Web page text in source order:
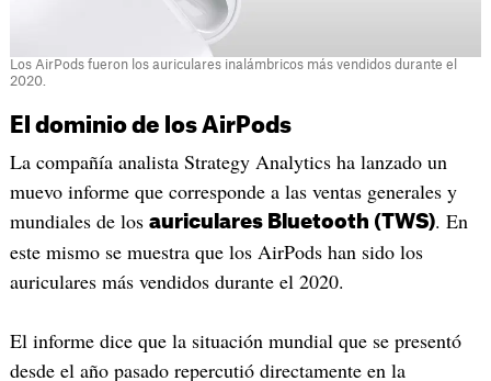
Los AirPods fueron los auriculares inalámbricos más vendidos durante el
2020.
El dominio de los AirPods
La compañía analista Strategy Analytics ha lanzado un
muevo informe que corresponde a las ventas generales y
mundiales de los auriculares Bluetooth (TWS). En
este mismo se muestra que los AirPods han sido los
auriculares más vendidos durante el 2020.
El informe dice que la situación mundial que se presentó
desde el año pasado repercutió directamente en la